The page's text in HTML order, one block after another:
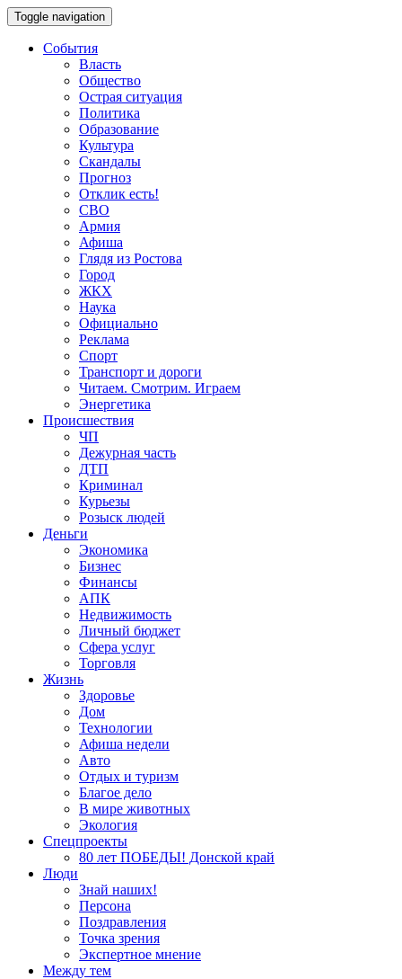
Toggle navigation
События
Власть
Общество
Острая ситуация
Политика
Образование
Культура
Скандалы
Прогноз
Отклик есть!
СВО
Армия
Афиша
Глядя из Ростова
Город
ЖКХ
Наука
Официально
Реклама
Спорт
Транспорт и дороги
Читаем. Смотрим. Играем
Энергетика
Происшествия
ЧП
Дежурная часть
ДТП
Криминал
Курьезы
Розыск людей
Деньги
Экономика
Бизнес
Финансы
АПК
Недвижимость
Личный бюджет
Сфера услуг
Торговля
Жизнь
Здоровье
Дом
Технологии
Афиша недели
Авто
Отдых и туризм
Благое дело
В мире животных
Экология
Спецпроекты
80 лет ПОБЕДЫ! Донской край
Люди
Знай наших!
Персона
Поздравления
Точка зрения
Экспертное мнение
Между тем